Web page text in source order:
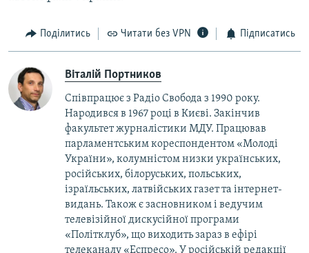
Поділитись Читати без VPN Підписатись
Віталій Портников
Співпрацює з Радіо Свобода з 1990 року.
Народився в 1967 році в Києві. Закінчив
факультет журналістики МДУ. Працював
парламентським кореспондентом «Молоді
України», колумністом низки українських,
російських, білоруських, польських,
ізраїльських, латвійських газет та інтернет-
видань. Також є засновником і ведучим
телевізійної дискусійної програми
«Політклуб», що виходить зараз в ефірі
телеканалу «Еспресо». У російській редакції